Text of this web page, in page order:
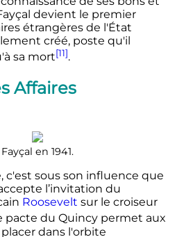
devient le premier
étrangères de l'État
créé, poste qu'il
sa mort[11].
Affaires
Fayçal en 1941.
c'est sous son influence que
l’invitation du
Roosevelt sur le croiseur
pacte du Quincy permet aux
dans l'orbite